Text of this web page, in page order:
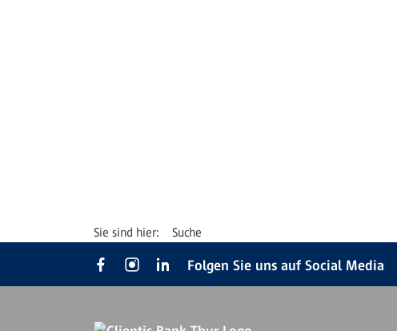
Suche
Folgen Sie uns auf Social Media